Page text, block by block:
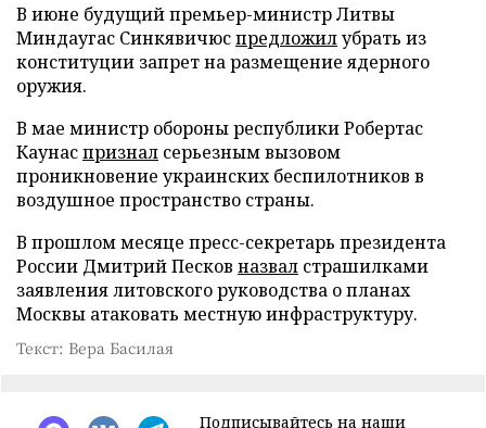
В июне будущий премьер-министр Литвы
Миндаугас Синкявичюспредложилубрать из
конституции запрет на размещение ядерного
оружия.
В мае министр обороны республики Робертас
Каунаспризнал серьезным вызовом
проникновение украинских беспилотников в
воздушное пространство страны.
В прошлом месяце пресс-секретарь президента
России Дмитрий Песков назвал страшилками
заявления литовского руководства о планах
Москвы атаковать местную инфраструктуру.
Текст: Вера Басилая
Подписывайтесь на наши